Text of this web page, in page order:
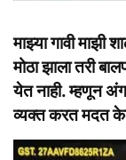
माझ्या गावी माझी
मोठा झाला तरी
येत नाही. म्हणून
व्यक्त करत मदत